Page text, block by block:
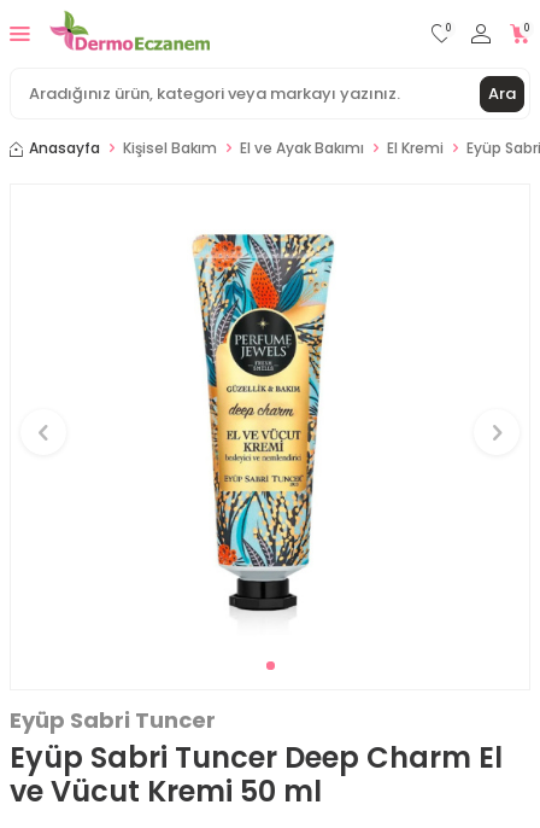
Ara
0 0
Anasayfa Kişisel Bakım El ve Ayak Bakımı El Kremi Eyüp
Eyüp Sabri Tuncer
Eyüp Sabri Tuncer Deep Charm El
ve Vücut Kremi 50 ml